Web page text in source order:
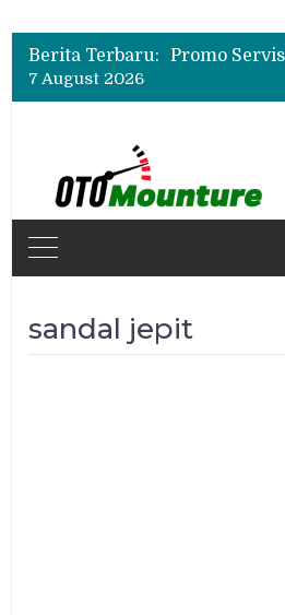
Berita Terbaru:
7 August 2026
sandal jepit